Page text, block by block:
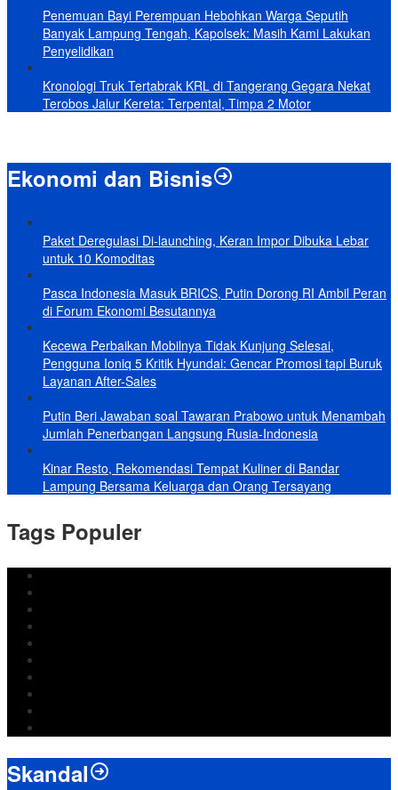
Penemuan Bayi Perempuan Hebohkan Warga Seputih
Banyak Lampung Tengah, Kapolsek: Masih Kami Lakukan
Penyelidikan
Kronologi Truk Tertabrak KRL di Tangerang Gegara Nekat
Terobos Jalur Kereta: Terpental, Timpa 2 Motor
Ekonomi dan Bisnis
Paket Deregulasi Di-launching, Keran Impor Dibuka Lebar
untuk 10 Komoditas
Pasca Indonesia Masuk BRICS, Putin Dorong RI Ambil Peran
di Forum Ekonomi Besutannya
Kecewa Perbaikan Mobilnya Tidak Kunjung Selesai,
Pengguna Ioniq 5 Kritik Hyundai: Gencar Promosi tapi Buruk
Layanan After-Sales
Putin Beri Jawaban soal Tawaran Prabowo untuk Menambah
Jumlah Penerbangan Langsung Rusia-Indonesia
Kinar Resto, Rekomendasi Tempat Kuliner di Bandar
Lampung Bersama Keluarga dan Orang Tersayang
Tags Populer
Skandal